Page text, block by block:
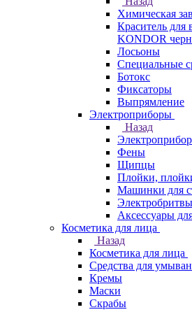
Химическая
Краситель для
KONDOR
Лосьоны
Специальные
Ботокс
Фиксаторы
Выпрямление
Электроприборы
Назад
Фены
Щипцы
Плойки,
Машинки для
Аксессуары
Косметика для лица
Назад
Косметика для лица
Средства для
Кремы
Маски
Скрабы